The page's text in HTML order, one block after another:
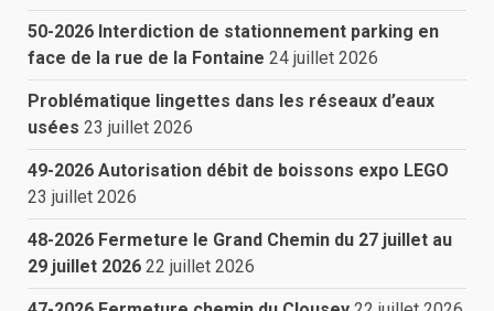
50-2026 Interdiction de stationnement parking en
face de la rue de la Fontaine 24 juillet 2026
Problématique lingettes dans les réseaux d’eaux
usées 23 juillet 2026
49-2026 Autorisation débit de boissons expo LEGO
23 juillet 2026
48-2026 Fermeture le Grand Chemin du 27 juillet au
29 juillet 2026 22 juillet 2026